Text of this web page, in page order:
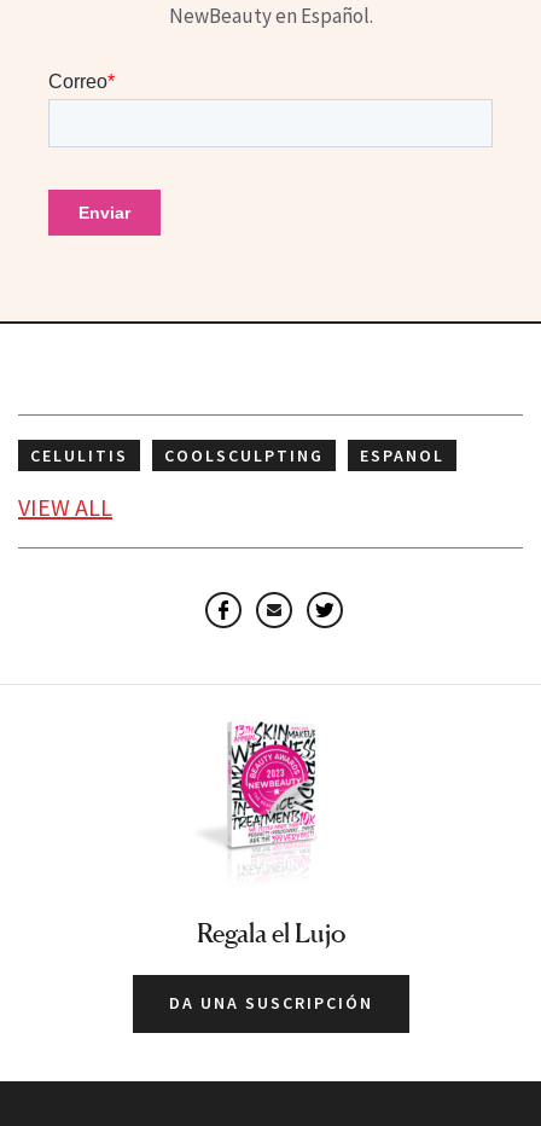
NewBeauty en Español.
CELULITIS COOLSCULPTING
ESPANOL
MD
NEW BEAUTY
VIEWALL
Facebook
EmailTwitter
Regala el Lujo
DA UNA SUSCRIPCIÓN